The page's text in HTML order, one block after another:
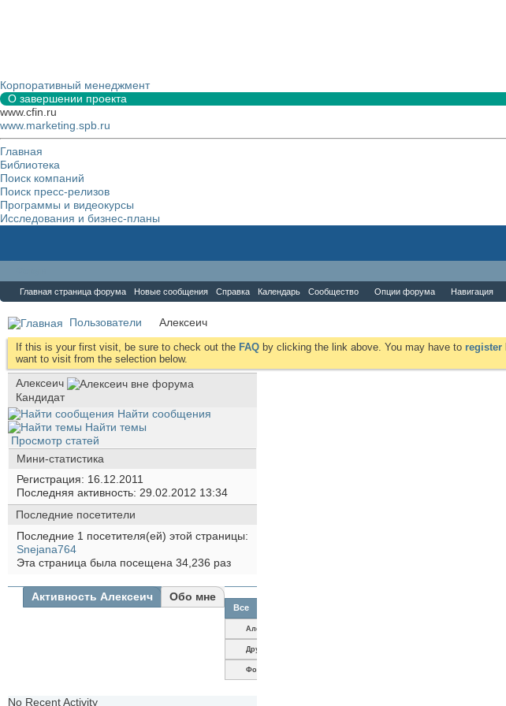
Корпоративный менеджмент
О завершении проекта
www.cfin.ru
www.marketing.spb.ru
Главная
Библиотека
Поиск компаний
Поиск пресс-релизов
Программы и видеокурсы
Исследования и бизнес-планы
Главная страница форума Новые сообщения Справка Календарь Сообщество Опции форума Навигация
Пользователи Алексеич
If this is your first visit, be sure to check out the FAQ by clicking the link above. You may have to register
want to visit from the selection below.
Алексеич
Кандидат
Найти сообщения
Найти темы
Просмотр статей
Мини-статистика
Регистрация
16.12.2011
Последняя активность 29.02.2012 13:34
Последние посетители
Последние 1 посетителя(ей) этой страницы:
Snejana764
Эта страница была посещена 34,236 раз
Активность Алексеич Обо мне
Все
Алексеич
Друзья
Фотографии
No Recent Activity